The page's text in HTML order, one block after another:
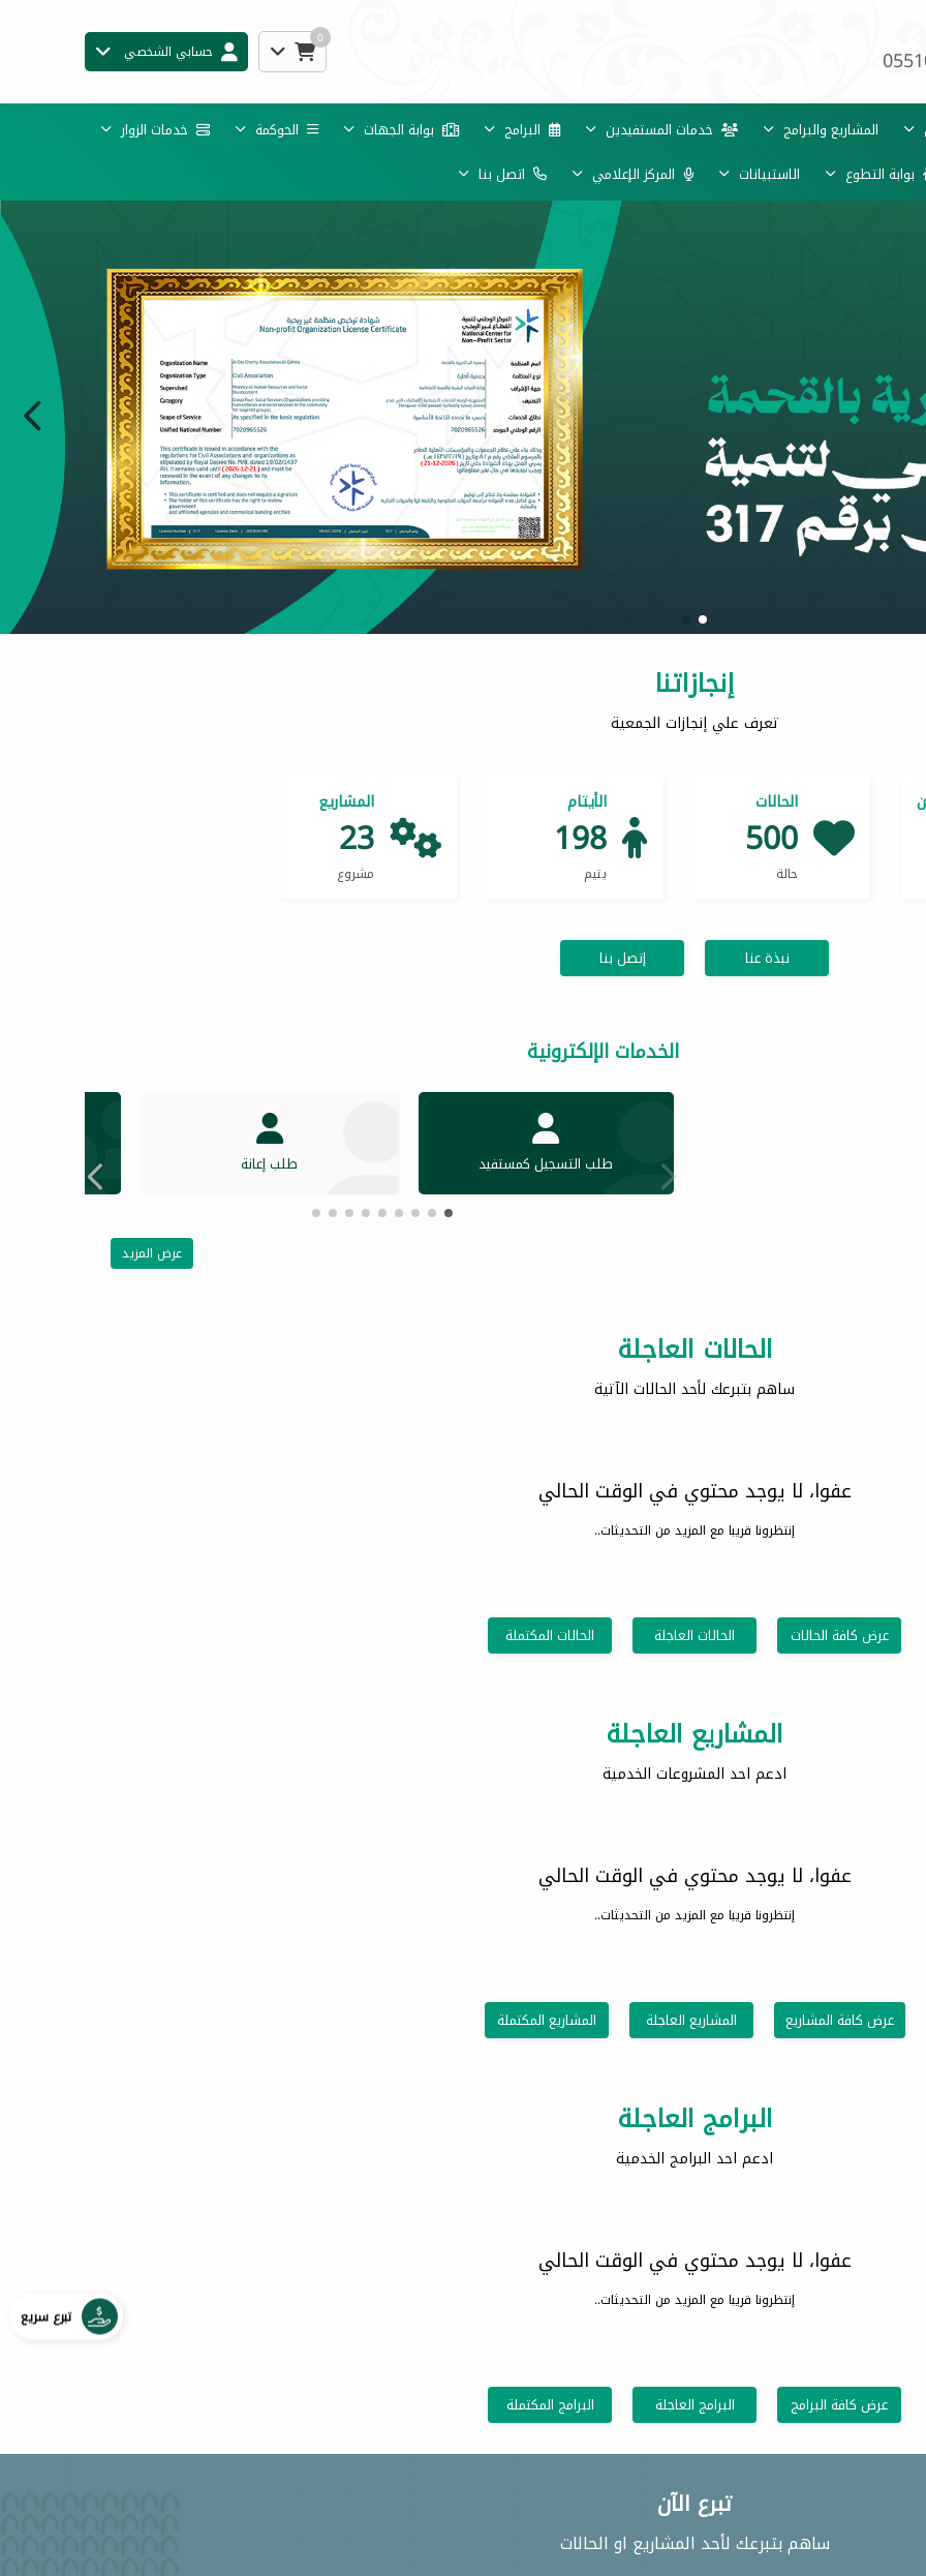
0
حسابي الشخصي
المشاريع والبرامج خدمات المستفيدين البرامج بوابة الجهات الحوكمة
خدمات الزوار
بوابة التطوع
الاستبيانات المركز الإعلامي اتصل بنا
إنجازاتنا
تعرف علي إنجازات الجمعية
الحالات
500
حالة
الأيتام
198
يتيم
المشاريع
23
مشروع
نبذة عنا إتصل بنا
الخدمات الإلكترونية
طلب التسجيل كمستفيد طلب إعانة
عرض المزيد
الحالات العاجلة
ساهم بتبرعك لأحد الحالات الآتية
عفوا، لا يوجد محتوي في الوقت الحالي
إنتظرونا قريبا مع المزيد من التحديثات..
عرض كافة الحالات الحالات العاجلة الحالات المكتملة
المشاريع العاجلة
ادعم احد المشروعات الخدمية
عفوا، لا يوجد محتوي في الوقت الحالي
إنتظرونا قريبا مع المزيد من التحديثات..
عرض كافة المشاريع المشاريع العاجلة المشاريع المكتملة
البرامج العاجلة
ادعم احد البرامج الخدمية
عفوا، لا يوجد محتوي في الوقت الحالي
إنتظرونا قريبا مع المزيد من التحديثات..
عرض كافة البرامج البرامج العاجلة البرامج المكتملة
تبرع الآن
ساهم بتبرعك لأحد المشاريع او الحالات
تبرع سريع